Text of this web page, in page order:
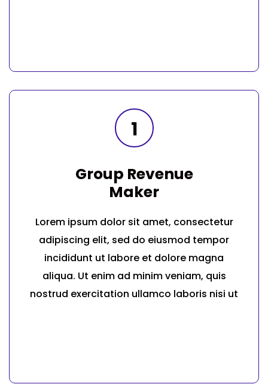
1
Group Revenue
Maker
Lorem ipsum dolor sit amet, consectetur
adipiscing elit, sed do eiusmod tempor
incididunt ut labore et dolore magna
aliqua. Ut enim ad minim veniam, quis
nostrud exercitation ullamco laboris nisi ut